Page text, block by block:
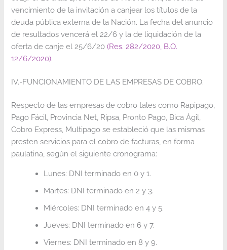
vencimiento de la invitación a canjear los títulos de la
deuda pública externa de la Nación. La fecha del anuncio
de resultados vencerá el 22/6 y la de liquidación de la
oferta de canje el 25/6/20(Res. 282/2020, B.O.
12/6/2020).
IV.-FUNCIONAMIENTO DE LAS EMPRESAS DE COBRO.
Respecto de las empresas de cobro tales como Rapipago,
Pago Fácil, Provincia Net, Ripsa, Pronto Pago, Bica Ágil,
Cobro Express, Multipago se estableció que las mismas
presten servicios para el cobro de facturas, en forma
paulatina, según el siguiente cronograma:
Lunes: DNI terminado en 0 y 1.
Martes: DNI terminado en 2 y 3.
Miércoles: DNI terminado en 4 y 5.
Jueves: DNI terminado en 6 y 7.
Viernes: DNI terminado en 8 y 9.